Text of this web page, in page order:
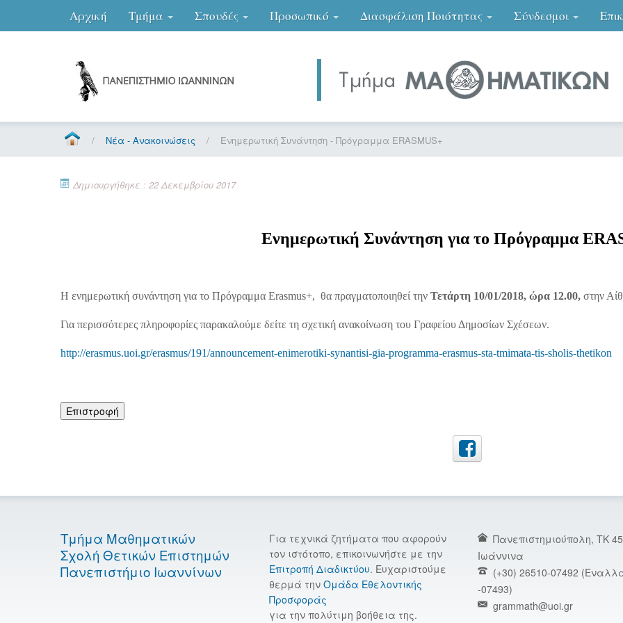
Αρχική Τμήμα Σπουδές Προσωπικό Διασφάλιση Ποιότητας Σύνδεσμοι
/ Νέα - Ανακοινώσεις / Ενημερωτική Συνάντηση - Πρόγραμμα ERASMUS+
Δημιουργήθηκε : 22 Δεκεμβρίου 2017
Ενημερωτική Συνάντηση για το Πρόγραμμα
H ενημερωτική συνάντηση για το Πρόγραμμα Erasmus+, θα πραγματοποιηθεί την Τετάρτη 10/01/2018, ώρα 12.00, στην
Για περισσότερες πληροφορίες παρακαλούμε δείτε τη σχετική ανακοίνωση του Γραφείου Δημοσίων Σχέσεων.
http://erasmus.uoi.gr/erasmus/191/announcement-enimerotiki-synantisi-gia-programma-erasmus-sta-tmimata-tis-sholis-thetikon
Επιστροφή
Τμήμα Μαθηματικών
Σχολή Θετικών Επιστημών
Πανεπιστήμιο Ιωαννίνων
Για τεχνικά ζητήματα που αφορούν
τον ιστότοπο, επικοινωνήστε με την
Επιτροπή Διαδικτύου. Ευχαριστούμε
θερμά την Ομάδα Εθελοντικής
Προσφοράς
για την πολύτιμη βοήθεια της.
Πανεπιστημιούπολη, TK
Ιωάννινα
(+30) 26510-07492
-07493)
grammath@uoi.gr